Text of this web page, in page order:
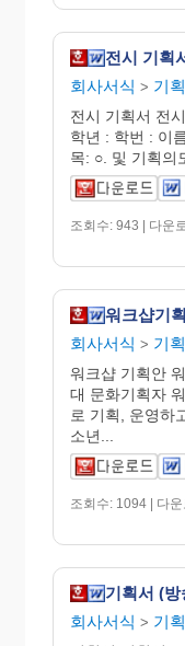
전시 기획
회사서식 > 기
전시 기획서 전
학년 : 학번 : 이
목: ○. 및 기획의
조회수: 943 | 다운
워크샵기
회사서식 > 기
워크샵 기획안
대 문화기획자
로 기획, 운영하
소년...
조회수: 1094 | 다
기획서 (방
회사서식 > 기